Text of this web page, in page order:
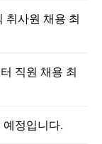
취사원 채용 최
직원 채용 최
정입니다.